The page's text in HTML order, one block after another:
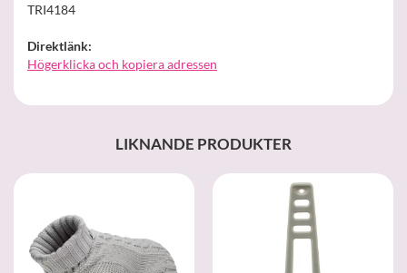
TRI4184
Direktlänk:
Högerklicka och kopiera adressen
LIKNANDE PRODUKTER